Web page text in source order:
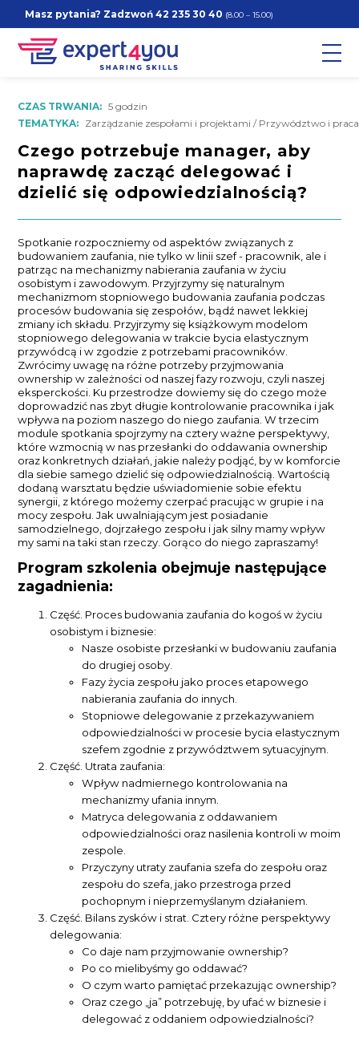
Masz pytania? Zadzwoń42 235 30 40 (8.00 – 15.00)
CZAS TRWANIA: 5 godzin
TEMATYKA: Zarządzanie zespołami i projektami / Przywództwo i praca
Czego potrzebuje manager, aby
naprawdę zacząć delegować i
dzielić się odpowiedzialnością?
Spotkanie rozpoczniemy od aspektów związanych z
budowaniem zaufania, nie tylko w linii szef - pracownik, ale i
patrząc na mechanizmy nabierania zaufania w życiu
osobistym i zawodowym. Przyjrzymy się naturalnym
mechanizmom stopniowego budowania zaufania podczas
procesów budowania się zespołów, bądź nawet lekkiej
zmiany ich składu. Przyjrzymy się książkowym modelom
stopniowego delegowania w trakcie bycia elastycznym
przywódcą i w zgodzie z potrzebami pracowników.
Zwrócimy uwagę na różne potrzeby przyjmowania
ownership w zależności od naszej fazy rozwoju, czyli naszej
eksperckości. Ku przestrodze dowiemy się do czego może
doprowadzić nas zbyt długie kontrolowanie pracownika i jak
wpływa na poziom naszego do niego zaufania. W trzecim
module spotkania spojrzymy na cztery ważne perspektywy,
które wzmocnią w nas przesłanki do oddawania ownership
oraz konkretnych działań, jakie należy podjąć, by w komforcie
dla siebie samego dzielić się odpowiedzialnością. Wartością
dodaną warsztatu będzie uświadomienie sobie efektu
synergii, z którego możemy czerpać pracując w grupie i na
mocy zespołu. Jak uwalniającym jest posiadanie
samodzielnego, dojrzałego zespołu i jak silny mamy wpływ
my sami na taki stan rzeczy. Gorąco do niego zapraszamy!
Program szkolenia obejmuje następujące
zagadnienia:
Część. Proces budowania zaufania do kogoś w życiu
osobistym i biznesie:
Nasze osobiste przesłanki w budowaniu zaufania
do drugiej osoby.
Fazy życia zespołu jako proces etapowego
nabierania zaufania do innych.
Stopniowe delegowanie z przekazywaniem
odpowiedzialności w procesie bycia elastycznym
szefem zgodnie z przywództwem sytuacyjnym.
Część. Utrata zaufania:
Wpływ nadmiernego kontrolowania na
mechanizmy ufania innym.
Matryca delegowania z oddawaniem
odpowiedzialności oraz nasilenia kontroli w moim
zespole.
Przyczyny utraty zaufania szefa do zespołu oraz
zespołu do szefa, jako przestroga przed
pochopnym i nieprzemyślanym działaniem.
Część. Bilans zysków i strat. Cztery różne perspektywy
delegowania:
Co daje nam przyjmowanie ownership?
Po co mielibyśmy go oddawać?
O czym warto pamiętać przekazując ownership?
Oraz czego „ja” potrzebuję, by ufać w biznesie i
delegować z oddaniem odpowiedzialności?